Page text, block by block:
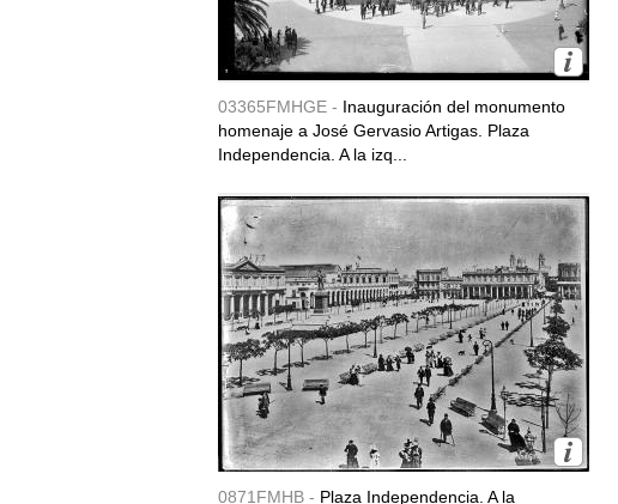
03365FMHGE - Inauguración del monumento
homenaje a José Gervasio Artigas. Plaza
Independencia. A la izq...
0871FMHB - Plaza Independencia. A la